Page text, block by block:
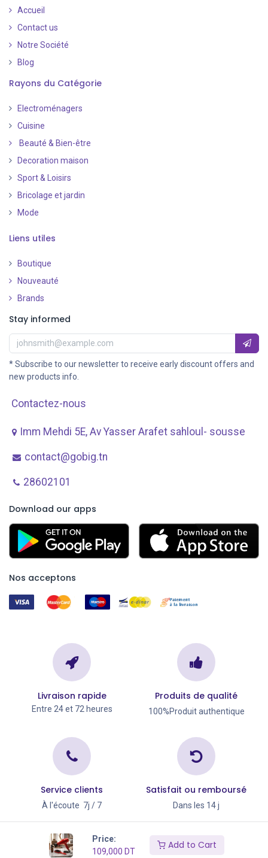
Price:
109,000 DT
Add to Cart
Accueil
Contact us
Notre Société
Blog
Rayons du Catégorie
Electroménagers
Cuisine
Beauté & Bien-être
Decoration maison
Sport & Loisirs
Bricolage et jardin
Mode
Liens utiles
Boutique
Nouveauté
Brands
Stay informed
* Subscribe to our newsletter to receive early discount offers and
new products info.
Contactez-nous
Imm Mehdi 5E, Av ​Yasser Arafet sahloul- sousse
contact@gobig.tn
28602101
Download our apps
Nos acceptons
Livraison rapide
Entre 24 et 72 heures
Produits de qualité
100%Produit authentique
Service clients
À l'écoute 7j / 7
Satisfait ou remboursé
Dans les 14 j
Copyright © Go Big 2026